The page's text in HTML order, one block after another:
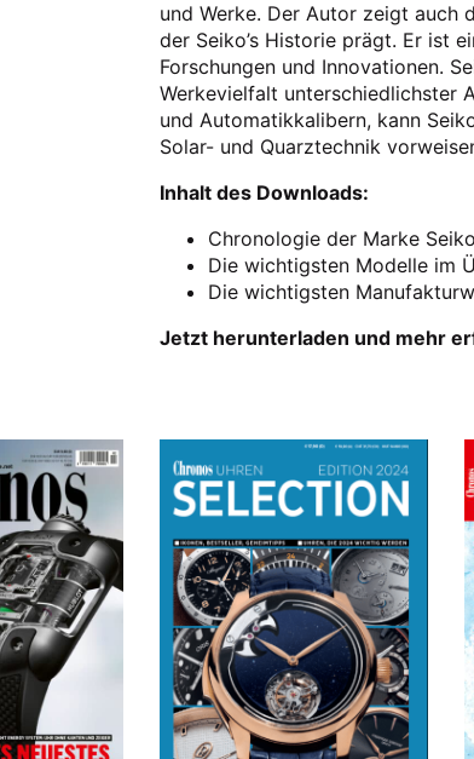
und Werke. Der Autor zeigt auch
der Seiko’s Historie prägt. Er ist
Forschungen und Innovationen.
Werkevielfalt unterschiedlichster
und Automatikkalibern, kann
Solar- und Quarztechnik
Inhalt des Downloads:
Chronologie der Marke Seiko
Die wichtigsten Modelle im
Die wichtigsten
Jetzt herunterladen und mehr